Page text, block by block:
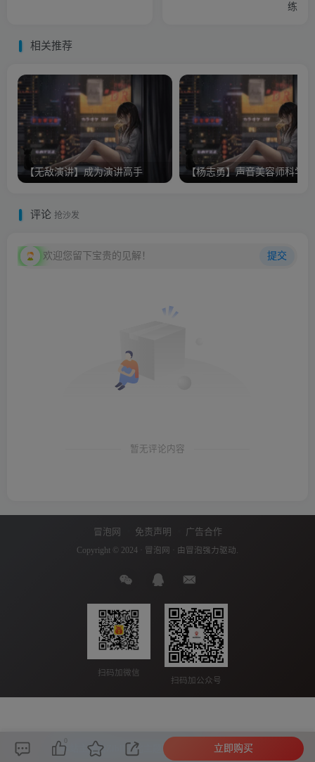
练
相关推荐
【无敌演讲】成为演讲高手
评论 抢沙发
欢迎您留下宝贵的见解！ 提交
暂无评论内容
冒泡网 免责声明 广告合作
Copyright © 2024 · 冒泡网 · 由 冒泡 强力驱动.
扫码加微信
扫码加公众号
立即购买
本站主题由Zibll子比主题强力驱动 联系作者